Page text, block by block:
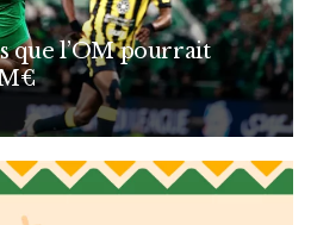
que l’OM pourrait